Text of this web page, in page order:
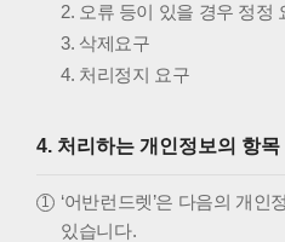
2. 오류 등이 있을 경우 정정
3. 삭제요구
4. 처리정지 요구
4. 처리하는 개인정보의 항목
‘어반런드렛’은 다음의 개인
있습니다.